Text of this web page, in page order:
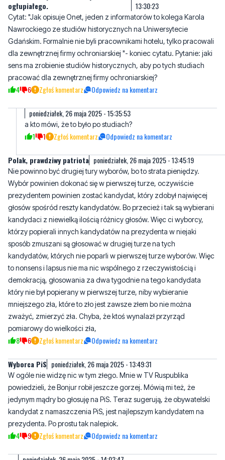
Gdańskim. Formalnie nie byli pracownikami hotelu, tylko pracowali
dla zewnętrznej firmy ochroniarskiej "- koniec cytatu. Pytanie: jaki
sens ma zrobienie studiów historycznych, aby po tych studiach
pracować dla zewnętrznej firmy ochroniarskiej?
4 6 Zgłoś komentarz Odpowiedz na komentarz
poniedziałek, 26 maja 2025 - 15:35:53
a kto mówi, że to było po studiach?
Polak, prawdziwy patriota poniedziałek, 26 maja 2025 - 13:45:19
Nie powinno być drugiej tury wyborów, bo to strata pieniędzy.
prezydentem powinien zostać kandydat, który zdobył najwięcej
głosów spośród reszty kandydatów. Bo przecież i tak są wybierani
kandydaci z niewielką ilością różnicy głosów. Więc ci wyborcy,
którzy popierali innych kandydatów na prezydenta w niejaki
sposób zmuszani są głosować w drugiej turze na tych
kandydatów, których nie poparli w pierwszej turze wyborów. Więc
to nonsens i lapsus nie ma nic wspólnego z rzeczywistością i
demokracją, głosowania za dwa tygodnie na tego kandydata
który nie był popierany w pierwszej turze, niby wybieranie
mniejszego zła, które to zło jest zawsze złem bo nie można
zważyć, zmierzyć zła. Chyba, że ktoś wynalazł przyrząd
pomiarowy do wielkości zła,
8 6 Zgłoś komentarz Odpowiedz na komentarz
Wyborca PiS poniedziałek, 26 maja 2025 - 13:49:31
W ogóle nie widzę nic w tym złego. Mnie w TV Ruspublika
jedynym mądry bo głosuję na PiS. Teraz sugerują, że obywatelski
kandydat z namaszczenia PiS, jest najlepszym kandydatem na
prezydenta. Po prostu tak nalepiok.
4 9 Zgłoś komentarz Odpowiedz na komentarz
..... poniedziałek, 26 maja 2025 - 14:03:47
Skoro łonet wziął sprawy w swoje ręce to znaczy, the end PiS.